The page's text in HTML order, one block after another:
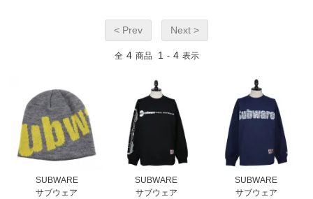
< Prev Next >
全 4 商品 1 - 4 表示
SUBWARE
サブウェア
SUBWARE
サブウェア
SUBWARE
サブウェア